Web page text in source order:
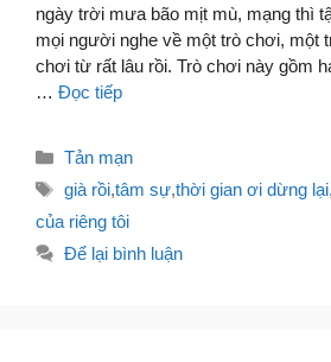
ngày trời mưa bão mịt mù, mạng thì
mọi người nghe về một trò chơi, một
chơi từ rất lâu rồi. Trò chơi này gồm
… Đọc tiếp
Danh
mục
Tản mạn
Thẻ
già rồi,tâm sự,thời gian ơi dừng lại,
của riêng tôi
Để lại bình luận